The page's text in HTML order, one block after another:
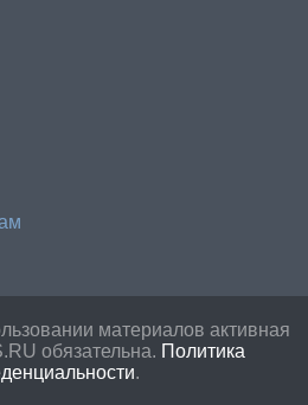
материалов активная
обязательна. Политика
.